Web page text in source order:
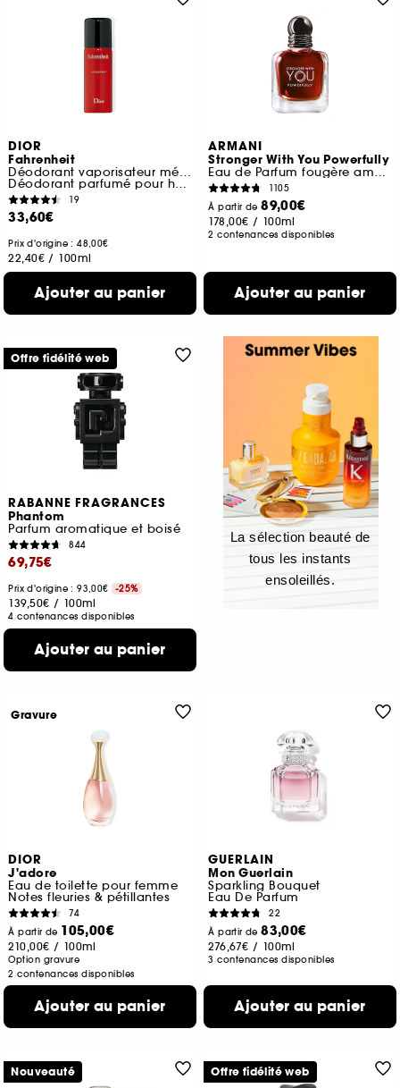
DIOR
Fahrenheit
Déodorant vaporisateur métal
Déodorant parfumé pour homme
19
33,60€
Prix d'origine : 48,00€
22,40€ / 100ml
Ajouter au panier
ARMANI
Stronger With You Powerfully
Eau de Parfum fougère ambrée fruitée
1105
À partir de89,00€
178,00€ / 100ml
2 contenances disponibles
Ajouter au panier
RABANNE FRAGRANCES
Phantom
Parfum aromatique et boisé
844
69,75€
Prix d'origine : 93,00€ -25%
139,50€ / 100ml
4 contenances disponibles
Ajouter au panier
Offre fidélité web
La sélection beauté de
tous les instants
ensoleillés.
DIOR
J'adore
Eau de toilette pour femme
Notes fleuries & pétillantes
74
À partir de 105,00€
210,00€ / 100ml
Option gravure
2 contenances disponibles
Ajouter au panier
Gravure
GUERLAIN
Mon Guerlain
Sparkling Bouquet
Eau De Parfum
22
À partir de83,00€
276,67€ / 100ml
3 contenances disponibles
Ajouter au panier
Nouveauté Offre fidélité web